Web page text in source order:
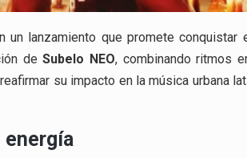
un lanzamiento que promete conquistar
deSubelo NEO, combinando ritmos
su impacto en la música urbana
energía